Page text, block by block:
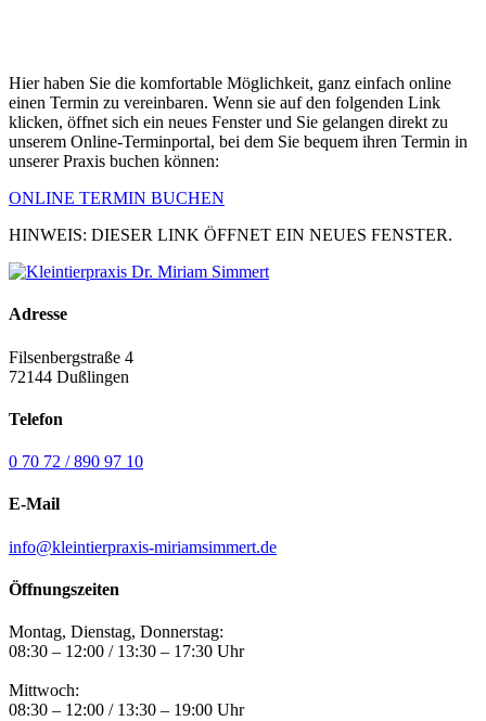
Hier haben Sie die komfortable Möglichkeit, ganz einfach online
einen Termin zu vereinbaren. Wenn sie auf den folgenden Link
klicken, öffnet sich ein neues Fenster und Sie gelangen direkt zu
unserem Online-Terminportal, bei dem Sie bequem ihren Termin in
unserer Praxis buchen können:
ONLINE TERMIN BUCHEN
HINWEIS: DIESER LINK ÖFFNET EIN NEUES FENSTER.
Adresse
Filsenbergstraße 4
72144 Dußlingen
Telefon
0 70 72 / 890 97 10
E-Mail
info@kleintierpraxis-miriamsimmert.de
Öffnungszeiten
Montag, Dienstag, Donnerstag:
08:30 – 12:00 / 13:30 – 17:30 Uhr
Mittwoch:
08:30 – 12:00 / 13:30 – 19:00 Uhr